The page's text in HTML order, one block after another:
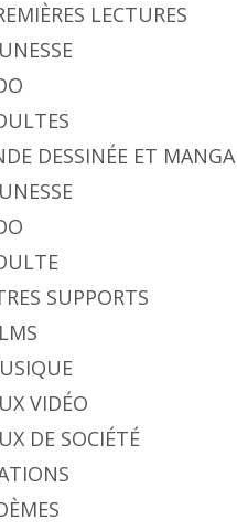
LECTURES
DESSINÉE ET MANGA
SUPPORTS
VIDÉO
DE SOCIÉTÉ